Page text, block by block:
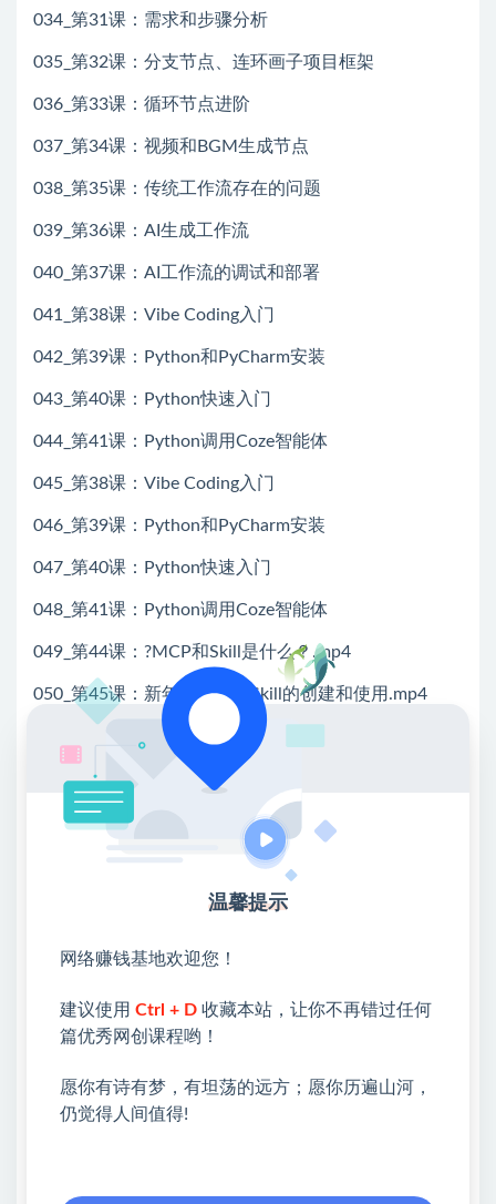
034_第31课：需求和步骤分析
035_第32课：分支节点、连环画子项目框架
036_第33课：循环节点进阶
037_第34课：视频和BGM生成节点
038_第35课：传统工作流存在的问题
039_第36课：AI生成工作流
040_第37课：AI工作流的调试和部署
041_第38课：Vibe Coding入门
042_第39课：Python和PyCharm安装
043_第40课：Python快速入门
044_第41课：Python调用Coze智能体
045_第38课：Vibe Coding入门
046_第39课：Python和PyCharm安装
047_第40课：Python快速入门
048_第41课：Python调用Coze智能体
049_第44课：?MCP和Skill是什么？.mp4
050_第45课：新年贺卡生成Skill的创建和使用.mp4
051_第46课：?Coze空间中使用其它人创建的Skill.mp4
052_第4课：AI资讯助手-新建智能体、人设与调试智能
053_第5课：AI资讯助手-添加日期和搜索插件
054_第6课：AI资讯助手-图片搜索
057_第48课：Coze一键部署OpenClaw
059_第50课：无代码历史人物视频生成素材准备
温馨提示
网络赚钱基地欢迎您！
建议使用 Ctrl + D 收藏本站，让你不再错过任何
篇优秀网创课程哟！
愿你有诗有梦，有坦荡的远方；愿你历遍山河，
仍觉得人间值得!